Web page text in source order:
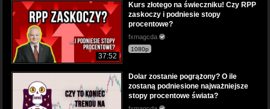
37:52
Kurs złotego na świeczniku! Czy RPP
zaskoczy i podniesie stopy
procentowe?
fxmagcda
1080p
Dolar zostanie pogrążony? O ile
zostaną podniesione najważniejsze
stopy procentowe świata?